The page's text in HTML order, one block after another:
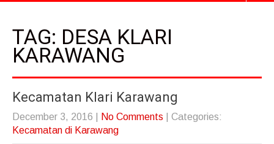
TAG: DESA KLARI
KARAWANG
Kecamatan Klari Karawang
December 3, 2016 No Comments
| Categories:
Kecamatan di Karawang